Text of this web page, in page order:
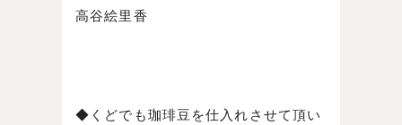
高谷絵里香
◆くどでも珈琲豆を仕入れさせて頂い